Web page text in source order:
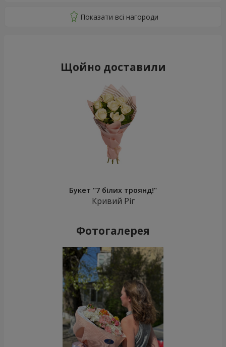
Щойно доставили
Букет "7 білих троянд!"
Кривий Ріг
Фотогалерея